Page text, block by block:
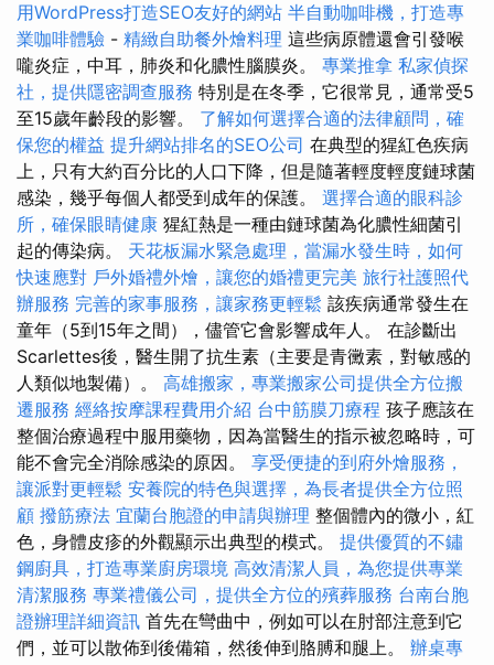
用WordPress打造SEO友好的網站 半自動咖啡機，打造專
業咖啡體驗 - 精緻自助餐外燴料理 這些病原體還會引發喉
嚨炎症，中耳，肺炎和化膿性腦膜炎。 專業推拿 私家偵探
社，提供隱密調查服務 特別是在冬季，它很常見，通常受5
至15歲年齡段的影響。 了解如何選擇合適的法律顧問，確
保您的權益 提升網站排名的SEO公司 在典型的猩紅色疾病
上，只有大約百分比的人口下降，但是隨著輕度輕度鏈球菌
感染，幾乎每個人都受到成年的保護。 選擇合適的眼科診
所，確保眼睛健康 猩紅熱是一種由鏈球菌為化膿性細菌引
起的傳染病。 天花板漏水緊急處理，當漏水發生時，如何
快速應對 戶外婚禮外燴，讓您的婚禮更完美 旅行社護照代
辦服務 完善的家事服務，讓家務更輕鬆 該疾病通常發生在
童年（5到15年之間），儘管它會影響成年人。 在診斷出
Scarlettes後，醫生開了抗生素（主要是青黴素，對敏感的
人類似地製備）。 高雄搬家，專業搬家公司提供全方位搬
遷服務 經絡按摩課程費用介紹 台中筋膜刀療程 孩子應該在
整個治療過程中服用藥物，因為當醫生的指示被忽略時，可
能不會完全消除感染的原因。 享受便捷的到府外燴服務，
讓派對更輕鬆 安養院的特色與選擇，為長者提供全方位照
顧 撥筋療法 宜蘭台胞證的申請與辦理 整個體內的微小，紅
色，身體皮疹的外觀顯示出典型的模式。 提供優質的不鏽
鋼廚具，打造專業廚房環境 高效清潔人員，為您提供專業
清潔服務 專業禮儀公司，提供全方位的殯葬服務 台南台胞
證辦理詳細資訊 首先在彎曲中，例如可以在肘部注意到它
們，並可以散佈到後備箱，然後伸到胳膊和腿上。 辦桌專